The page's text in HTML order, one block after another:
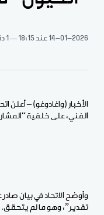
14-01-2026 عند 18:15 1 دقيقة قراءة
الأخبار (واغادوغو) – أعلن
الفني، على خلفية
وأوضح الاتحاد في بيان
تقدير”، وهو ما لم يتحقق.